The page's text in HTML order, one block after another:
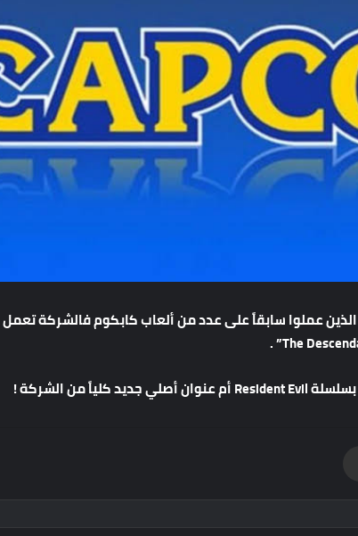
الذينعملواسابقاًعلىعددمنألعابكابكومفالشركةتعمل
بسلسلة أمعنوانأصليجديدكلياًمنالشركة!